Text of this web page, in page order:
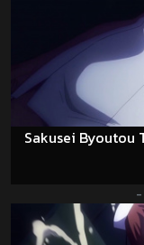
Sakusei Byoutou